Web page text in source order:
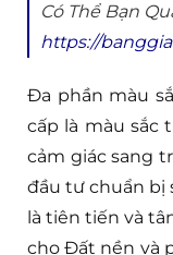
Có Thể Bạn
https://
Đa phần màu
cấp là màu sắc
cảm giác sang
đầu tư chuẩn bị
là tiên tiến và
cho Đất nền và